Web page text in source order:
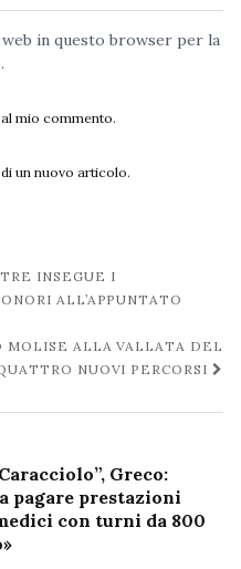
in questo browser per la
mio commento.
un nuovo articolo.
INSEGUE I
ALL’APPUNTATO
MOLISE ALLA VALLATA DEL
NUOVI PERCORSI
Greco:
pagare prestazioni
con turni da 800